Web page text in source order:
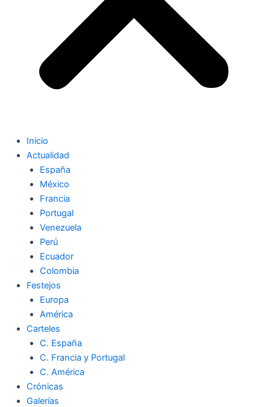
Inicio
Actualidad
España
México
Francia
Portugal
Venezuela
Perú
Ecuador
Colombia
Festejos
Europa
América
Carteles
C. España
C. Francia y Portugal
C. América
Crónicas
Galerías